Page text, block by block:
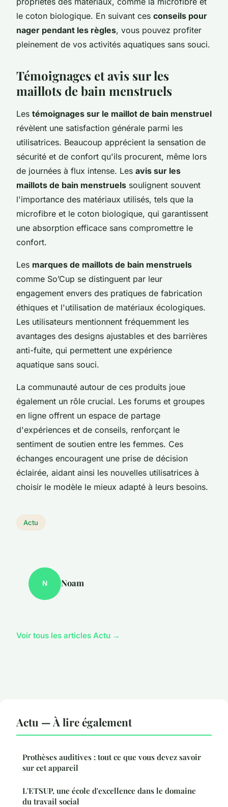
le coton biologique. En suivant ces conseils pour
nager pendant les règles, vous pouvez profiter
pleinement de vos activités aquatiques sans souci.
Témoignages et avis sur les
maillots de bain menstruels
Les témoignages sur le maillot de bain menstruel
révèlent une satisfaction générale parmi les
utilisatrices. Beaucoup apprécient la sensation de
sécurité et de confort qu'ils procurent, même lors
de journées à flux intense. Les avis sur les
maillots de bain menstruels soulignent souvent
l'importance des matériaux utilisés, tels que la
microfibre et le coton biologique, qui garantissent
une absorption efficace sans compromettre le
confort.
Les marques de maillots de bain menstruels
comme So’Cup se distinguent par leur
engagement envers des pratiques de fabrication
éthiques et l'utilisation de matériaux écologiques.
Les utilisateurs mentionnent fréquemment les
avantages des designs ajustables et des barrières
anti-fuite, qui permettent une expérience
aquatique sans souci.
La communauté autour de ces produits joue
également un rôle crucial. Les forums et groupes
en ligne offrent un espace de partage
d'expériences et de conseils, renforçant le
sentiment de soutien entre les femmes. Ces
échanges encouragent une prise de décision
éclairée, aidant ainsi les nouvelles utilisatrices à
choisir le modèle le mieux adapté à leurs besoins.
Actu
N Noam
Voir tous les articles Actu →
Actu — À lire également
Prothèses auditives : tout ce que vous devez savoir
sur cet appareil
L'ETSUP, une école d'excellence dans le domaine
du travail social